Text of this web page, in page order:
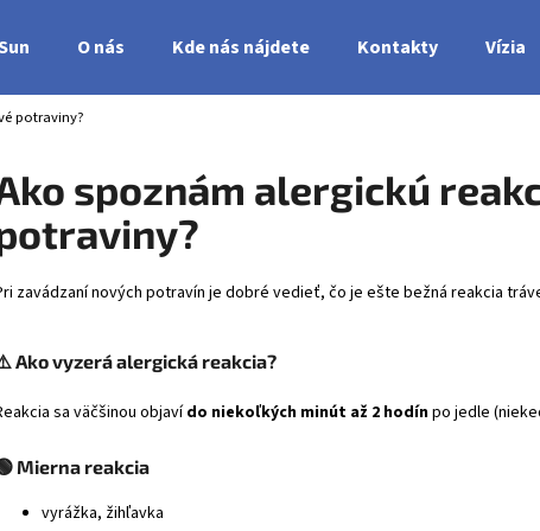
O nás Kde nás nájdete Kontakty Vízia
potraviny?
spoznám alergickú
zavádzaní nových potravín je dobré vedieť, čo je ešte bežná reakcia
Ako vyzerá alergická reakcia?
sa väčšinou objavído niekoľkých minút až 2 hodínpo jedle
Mierna reakcia
vyrážka, žihľavka
Čo potrebujete nájsť?
HĽADAŤ